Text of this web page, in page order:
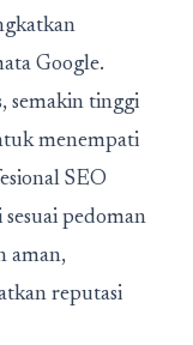
Google.
semakin tinggi
menempati
SEO
pedoman
aman,
reputasi